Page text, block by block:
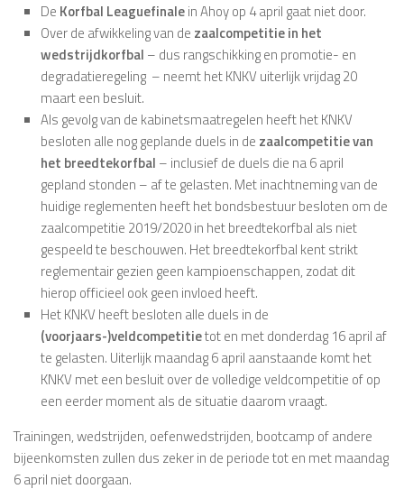
De Korfbal Leaguefinalein Ahoy op 4 april gaat niet door.
Over de afwikkeling van de zaalcompetitie in het
wedstrijdkorfbal – dus rangschikking en promotie- en
degradatieregeling – neemt het KNKV uiterlijk vrijdag 20
maart een besluit.
Als gevolg van de kabinetsmaatregelen heeft het KNKV
besloten alle nog geplande duels in de zaalcompetitie van
het breedtekorfbal – inclusief de duels die na 6 april
gepland stonden – af te gelasten. Met inachtneming van de
huidige reglementen heeft het bondsbestuur besloten om de
zaalcompetitie 2019/2020 in het breedtekorfbal als niet
gespeeld te beschouwen. Het breedtekorfbal kent strikt
reglementair gezien geen kampioenschappen, zodat dit
hierop officieel ook geen invloed heeft.
Het KNKV heeft besloten alle duels in de
(voorjaars-)veldcompetitietot en met donderdag 16 april af
te gelasten. Uiterlijk maandag 6 april aanstaande komt het
KNKV met een besluit over de volledige veldcompetitie of op
een eerder moment als de situatie daarom vraagt.
Trainingen, wedstrijden, oefenwedstrijden, bootcamp of andere
bijeenkomsten zullen dus zeker in de periode tot en met maandag
6 april niet doorgaan.